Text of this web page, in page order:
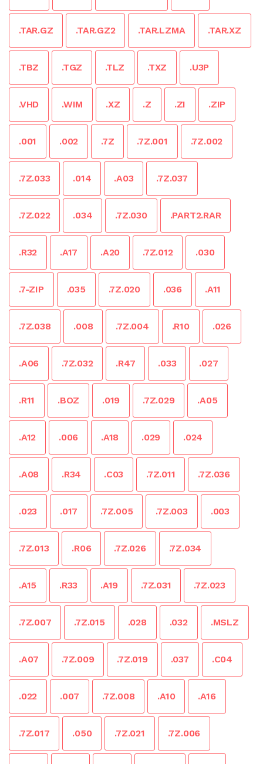
.TAR.GZ .TAR.GZ2 .TAR.LZMA .TAR.XZ
.TBZ .TGZ .TLZ .TXZ .U3P
.VHD .WIM .XZ .Z .ZI .ZIP
.001 .002 .7Z .7Z.001 .7Z.002
.7Z.033 .014 .A03 .7Z.037
.7Z.022 .034 .7Z.030 .PART2.RAR
.R32 .A17 .A20 .7Z.012 .030
.7-ZIP .035 .7Z.020 .036 .A11
.7Z.038 .008 .7Z.004 .R10 .026
.A06 .7Z.032 .R47 .033 .027
.R11 .BOZ .019 .7Z.029 .A05
.A12 .006 .A18 .029 .024
.A08 .R34 .C03 .7Z.011 .7Z.036
.023 .017 .7Z.005 .7Z.003 .003
.7Z.013 .R06 .7Z.026 .7Z.034
.A15 .R33 .A19 .7Z.031 .7Z.023
.7Z.007 .7Z.015 .028 .032 .MSLZ
.A07 .7Z.009 .7Z.019 .037 .C04
.022 .007 .7Z.008 .A10 .A16
.7Z.017 .050 .7Z.021 .7Z.006